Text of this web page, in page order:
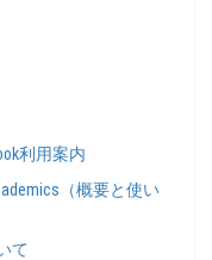
利用案内
（概要と使い
て